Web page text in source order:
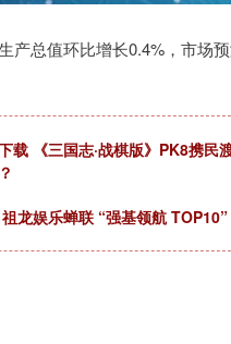
总值环比增长0.4%，市场预
载 《三国志·战棋版》PK8携民
龙娱乐蝉联 “强基领航